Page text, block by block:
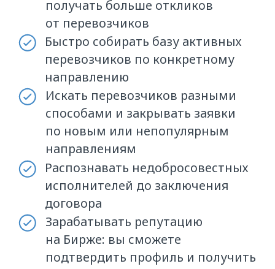
ЗАПИСАТЬСЯ
Выдаём именной сертификат, если
вы прошли все занятия и ответили
более чем на 70% вопросов теста.